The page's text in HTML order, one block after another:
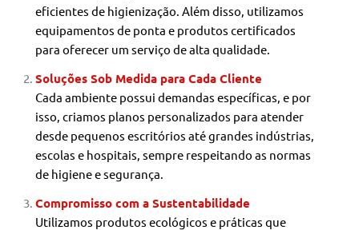
eficientes de higienização. Além disso, utilizamos
equipamentos de ponta e produtos certificados
para oferecer um serviço de alta qualidade.
Soluções Sob Medida para Cada Cliente
Cada ambiente possui demandas específicas, e por
isso, criamos planos personalizados para atender
desde pequenos escritórios até grandes indústrias,
escolas e hospitais, sempre respeitando as normas
de higiene e segurança.
Compromisso com a Sustentabilidade
Utilizamos produtos ecológicos e práticas que